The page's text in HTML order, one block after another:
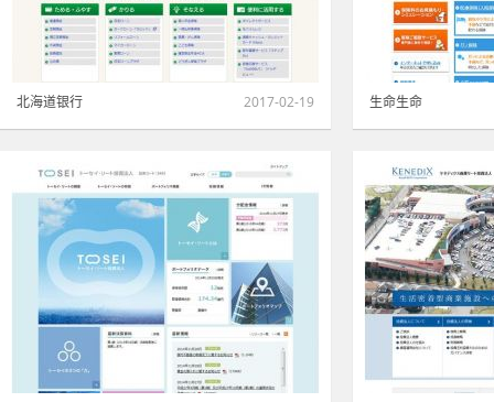
北海道银行 2017-02-19 生命生命
金融·证券·保险|蓝色 1718 金融·证券·保险|